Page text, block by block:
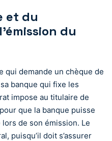
et du
du
qui demande un chèque de
banque qui fixe les
impose au titulaire de
que la banque puisse
de son émission. Le
puisqu’il doit s’assurer